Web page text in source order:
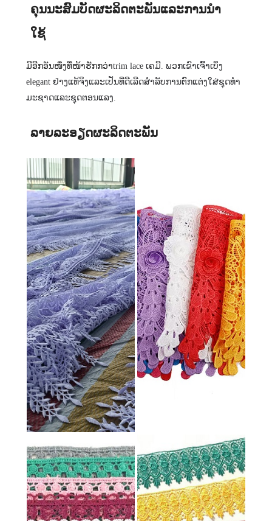
ຄຸນ​ນະ​ສົມ​ບັດ​ຜະ​ລິດ​ຕະ​ພັນ​ແລະ​ການ​ນໍາ​
ໃຊ້​
ມີອີກອັນໜຶ່ງທີ່ໜ້າຮັກກວ່າtrim lace ເຄມີ. ພວກ​ເຂົາ​ເຈົ້າ​ເບິ່ງ
elegant ຢ່າງ​ແທ້​ຈິງ​ແລະ​ເປັນ​ທີ່​ດີ​ເລີດ​ສໍາ​ລັບ​ການ​ຕົກ​ແຕ່ງ​ໃສ່​ຊຸດ​ທໍາ​
ມະ​ຊາດ​ແລະ​ຊຸດ​ຕອນ​ແລງ​.
ລາຍລະອຽດຜະລິດຕະພັນ